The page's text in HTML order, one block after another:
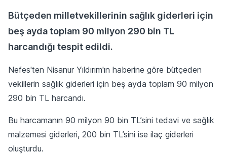
Bütçeden milletvekillerinin sağlık giderleri için
beş ayda toplam 90 milyon 290 bin TL
harcandığı tespit edildi.
Nefes'ten Nisanur Yıldırım'ın haberine göre bütçeden
vekillerin sağlık giderleri için beş ayda toplam 90 milyon
290 bin TL harcandı.
Bu harcamanın 90 milyon 90 bin TL’sini tedavi ve sağlık
malzemesi giderleri, 200 bin TL’sini ise ilaç giderleri
oluşturdu.